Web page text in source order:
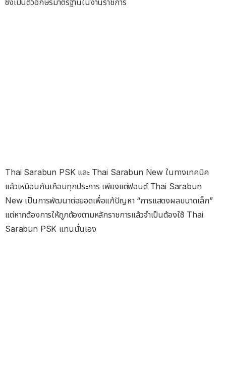
ซึ่งเป็นตัวอักษรมาตรฐานในงานราชการ
Thai Sarabun PSK และ Thai Sarabun New ในทางเทคนิค
แล้วเหมือนกันเกือบทุกประการ เพียงแต่ฟอนต์ Thai Sarabun
New เป็นการพัฒนาต่อยอดเพื่อแก้ปัญหา “การแสดงผลขนาดเล็ก”
แต่หากต้องการให้ถูกต้องตามหลักราชการแล้วจำเป็นต้องใช้ Thai
Sarabun PSK แทนนั่นเอง